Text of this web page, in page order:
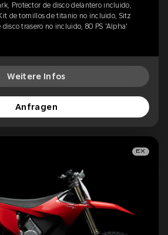
Protector de disco delantero incluido,
de tornillos de titanio no incluido, Sitz
disco trasero no incluido, 80 PS 'Alpha'
Weitere Infos
Anfragen
EX